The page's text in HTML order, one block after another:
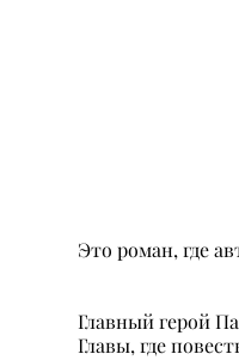
Это роман, где
Главный герой
Главы, где